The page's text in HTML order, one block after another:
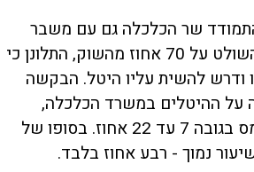
שר הכלכלה גם עם משבר
המלט. מונופול נשר, השולט על 70 אחוז מהשוק, התלונן כי
ודרש להשית עליו היטל. הבקשה
על ההיטלים במשרד הכלכלה,
שקבע כי יש להטיל מס בגובה 7 עד 22 אחוז. בסופו של
נמוך - רבע אחוז בלבד.